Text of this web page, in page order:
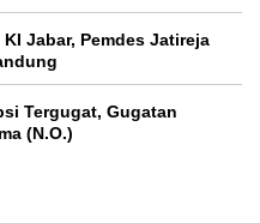
Jabar, Pemdes Jatireja
Tergugat, Gugatan
(N.O.)